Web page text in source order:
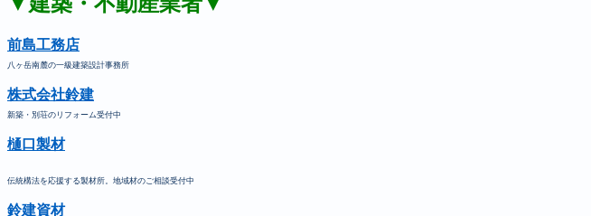
前島工務店
八ヶ岳南麓の一級建築設計事務所
株式会社鈴建
新築・別荘のリフォーム受付中
樋口製材
伝統構法を応援する製材所。地域材のご相談受付中
鈴建資材